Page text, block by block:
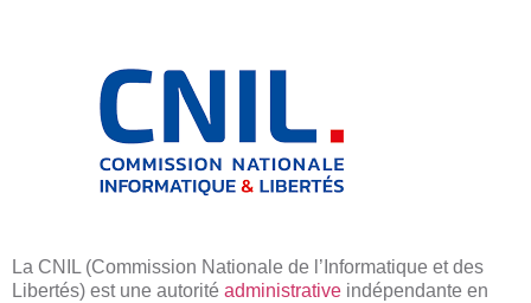
La CNIL (Commission Nationale de l’Informatique et des
Libertés) est une autorité administrative indépendante en